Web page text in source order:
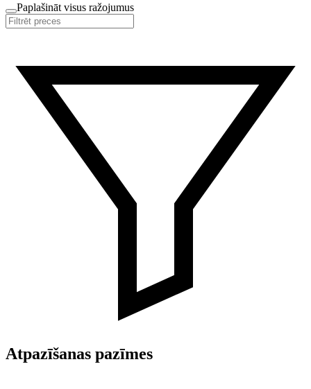
Paplašināt visus ražojumus
Atpazīšanas pazīmes